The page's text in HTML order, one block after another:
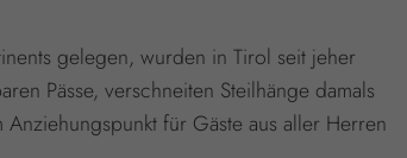
gelegen, wurden in Tirol seit jeher
Pässe, verschneiten Steilhänge damals
für Gäste aus aller Herren